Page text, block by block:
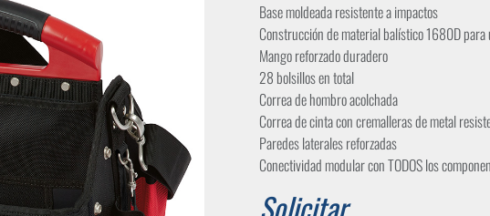
Base moldeada resistente a impactos
Construcción de material balístico 1680D para
Mango reforzado duradero
28 bolsillos en total
Correa de hombro acolchada
Correa de cinta con cremalleras de metal
Paredes laterales reforzadas
Conectividad modular con TODOS los
Solicitar